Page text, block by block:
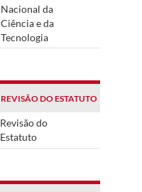
Nacional da
Ciência e da
Tecnologia
REVISÃO DO ESTATUTO
Revisão do
Estatuto